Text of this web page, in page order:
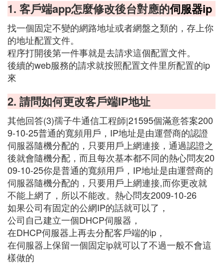
1. 客戶端app怎麼修改後台對應的伺服器ip
找一個固定不變的網路地址或者網盤之類的，存上你
的地址配置文件。
程序打開後第一件事就是去請求這個配置文件。
後續的web服務的請求就按照配置文件里所配置的ip
來
2. 請問如何更改客戶端IP地址
其他回答(3)孺子牛通信工程師|21595個滿意答案200
9-10-25普通的寬頻用戶，IP地址是由運營商的認證
伺服器隨機分配的，只要用戶上網連接，通過認證之
後就會隨機分配，而且每次基本都不同的熱心問友20
09-10-25你是普通的寬頻用戶，IP地址是由運營商的
伺服器隨機分配的，只要用戶上網連接,而你更改就
不能上網了，所以不能改。熱心問友2009-10-26
如果公司有固定的公網IP的話就可以了，
公司自己建立一個DHCP伺服器，
在DHCP伺服器上再去分配客戶端的ip，
在伺服器上保留一個固定ip就可以了不過一般不會這
樣做的